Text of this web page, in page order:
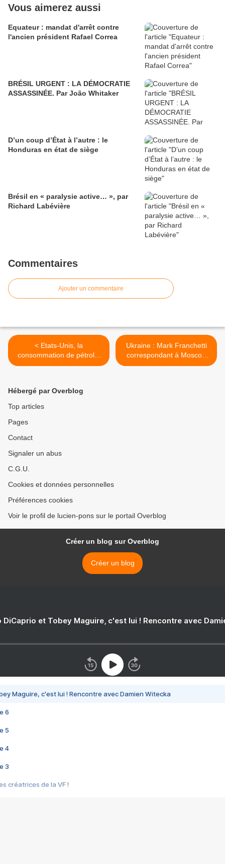
Vous aimerez aussi
Equateur : mandat d'arrêt contre
l'ancien président Rafael Correa
BRÉSIL URGENT : LA DÉMOCRATIE
ASSASSINÉE. Par João Whitaker
D’un coup d’État à l’autre : le
Honduras en état de siège
Brésil en « paralysie active… », par
Richard Labévière
Commentaires
Ajouter un commentaire
< Etats-Unis, la
consommation de pétrole,
une forme de schizophrénie
Ukraine : Mark Franchetti
correspondant à Moscou
pour le journal britannique
Hébergé par Overblog
Top articles
Pages
Contact
Signaler un abus
C.G.U.
Cookies et données personnelles
Préférences cookies
Voir le profil de lucien-pons sur le portail Overblog
Créer un blog sur Overblog
Créer un blog
DiCaprio et Tobey Maguire, c'est lui ! Rencontre avec
Maguire, c'est lui ! Rencontre avec Damien Witecka
6
5
4
3
créatrices de la VF !